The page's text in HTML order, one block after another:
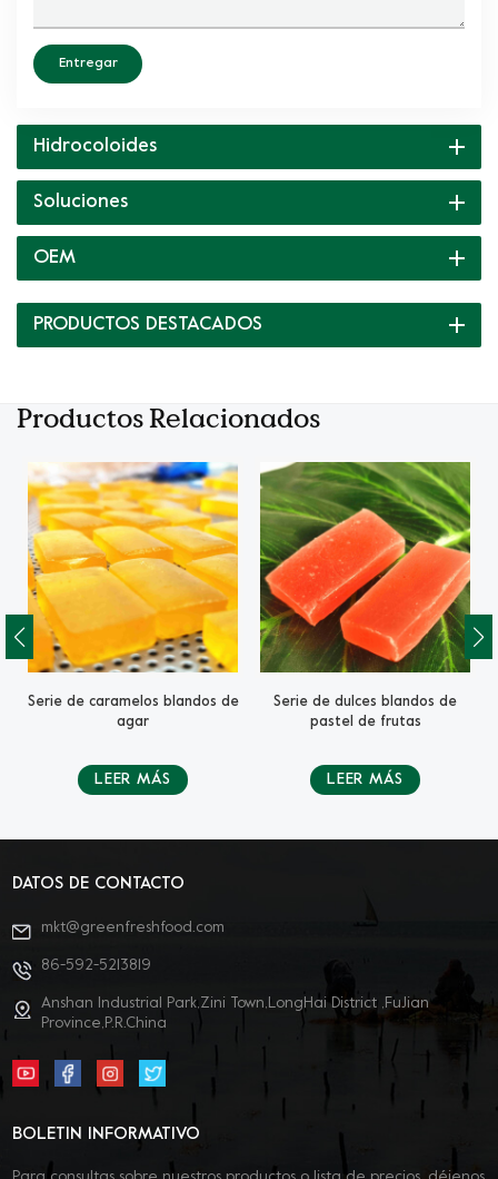
Entregar
Hidrocoloides
Soluciones
OEM
PRODUCTOS DESTACADOS
Productos Relacionados
Serie de caramelos blandos de
agar
LEER MÁS
Serie de dulces blandos de
pastel de frutas
LEER MÁS
DATOS DE CONTACTO
mkt@greenfreshfood.com
86-592-5213819
Anshan Industrial Park,Zini Town,LongHai District ,FuJian
Province,P.R.China
BOLETIN INFORMATIVO